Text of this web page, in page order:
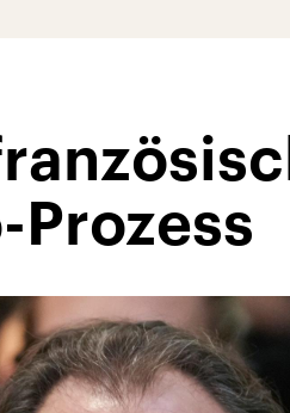
Prozess